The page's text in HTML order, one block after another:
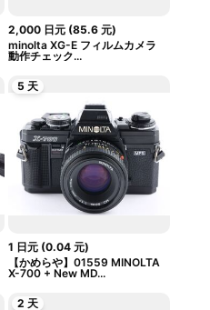
2,000 日元 (85.6 元)
minolta XG-E フィルムカメラ
動作チェック...
5 天
1 日元 (0.04 元)
【かめらや】01559 MINOLTA
X-700 + New MD...
2 天